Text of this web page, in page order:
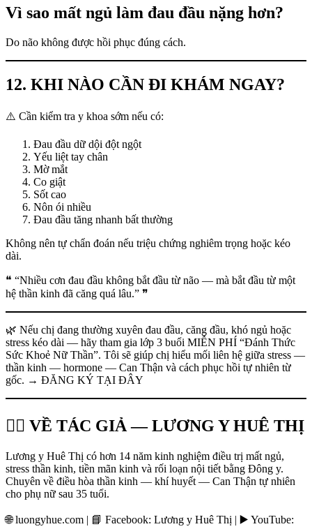
Vì sao mất ngủ làm đau đầu nặng hơn?
Do não không được hồi phục đúng cách.
12. KHI NÀO CẦN ĐI KHÁM NGAY?
⚠️ Cần kiểm tra y khoa sớm nếu có:
Đau đầu dữ dội đột ngột
Yếu liệt tay chân
Mờ mắt
Co giật
Sốt cao
Nôn ói nhiều
Đau đầu tăng nhanh bất thường
Không nên tự chẩn đoán nếu triệu chứng nghiêm trọng hoặc kéo
dài.
❝ “Nhiều cơn đau đầu không bắt đầu từ não — mà bắt đầu từ một
hệ thần kinh đã căng quá lâu.” ❞
🌿 Nếu chị đang thường xuyên đau đầu, căng đầu, khó ngủ hoặc
stress kéo dài — hãy tham gia lớp 3 buổi MIỄN PHÍ “Đánh Thức
Sức Khoẻ Nữ Thần”. Tôi sẽ giúp chị hiểu mối liên hệ giữa stress —
thần kinh — hormone — Can Thận và cách phục hồi tự nhiên từ
gốc. → ĐĂNG KÝ TẠI ĐÂY
👩‍⚕️ VỀ TÁC GIẢ — LƯƠNG Y HUÊ THỊ
Lương y Huê Thị có hơn 14 năm kinh nghiệm điều trị mất ngủ,
stress thần kinh, tiền mãn kinh và rối loạn nội tiết bằng Đông y.
Chuyên về điều hòa thần kinh — khí huyết — Can Thận tự nhiên
cho phụ nữ sau 35 tuổi.
🌐 luongyhue.com | 📘 Facebook: Lương y Huê Thị | ▶️ YouTube: